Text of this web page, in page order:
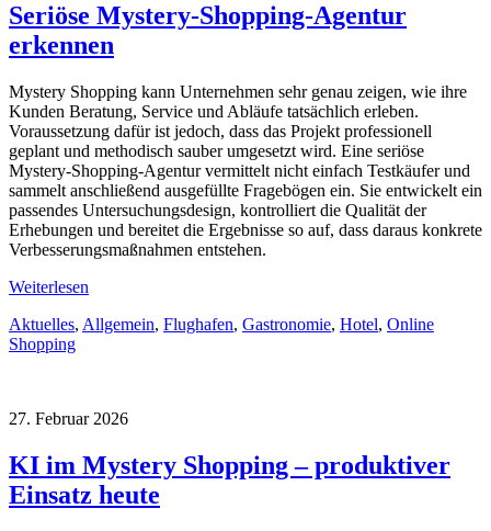
Seriöse Mystery-Shopping-Agentur
erkennen
Mystery Shopping kann Unternehmen sehr genau zeigen, wie ihre
Kunden Beratung, Service und Abläufe tatsächlich erleben.
Voraussetzung dafür ist jedoch, dass das Projekt professionell
geplant und methodisch sauber umgesetzt wird. Eine seriöse
Mystery-Shopping-Agentur vermittelt nicht einfach Testkäufer und
sammelt anschließend ausgefüllte Fragebögen ein. Sie entwickelt ein
passendes Untersuchungsdesign, kontrolliert die Qualität der
Erhebungen und bereitet die Ergebnisse so auf, dass daraus konkrete
Verbesserungsmaßnahmen entstehen.
Weiterlesen
Aktuelles, Allgemein, Flughafen, Gastronomie, Hotel, Online
Shopping
27. Februar 2026
KI im Mystery Shopping – produktiver
Einsatz heute